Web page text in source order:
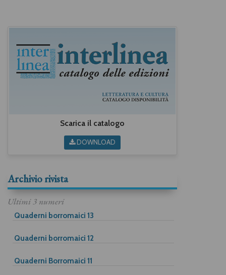
Scarica il catalogo
DOWNLOAD
Archivio rivista
Ultimi 3 numeri
Quaderni borromaici 13
Quaderni borromaici 12
Quaderni Borromaici 11